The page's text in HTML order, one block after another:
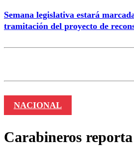
Semana legislativa estará
tramitación del proyecto de
NACIONAL
Carabineros